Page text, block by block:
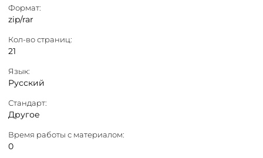
Формат:
zip/rar
Кол-во страниц:
21
Язык:
Русский
Стандарт:
Другое
Время работы с материалом:
0